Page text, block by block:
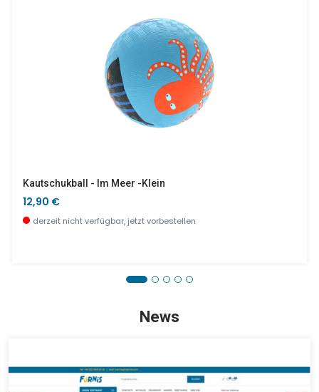
Moomin Menü Tablett Pink
Kautschukball - Im Meer -klein
12,90 €
derzeit nicht verfügbar, jetzt vorbestellen
News